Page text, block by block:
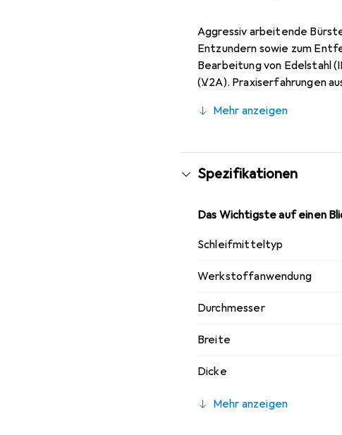
Aggressiv arbeitende
Entzundern sowie zum
Bearbeitung von Edelstahl
(V2A). Praxiserfahrungen
auf allen Edelstählen
Gefügeveränderung, die
keinen Einfluss auf die
korrosionsbeständigen
Mehr anzeigen
Spezifikationen
Das Wichtigste auf einen
Schleifmitteltyp
Werkstoffanwendung
Durchmesser
Breite
Dicke
Mehr anzeigen